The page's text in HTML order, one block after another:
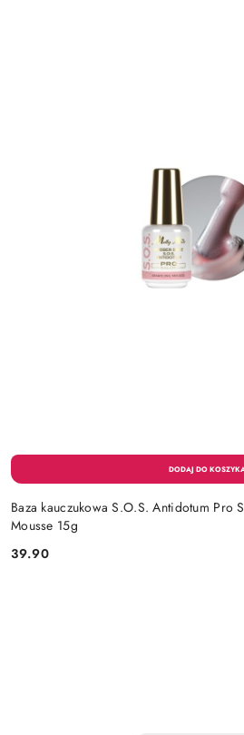
Baza kauczukowa S.O.S. Antidotum Pro
Mousse 15g
Cena:
39.90